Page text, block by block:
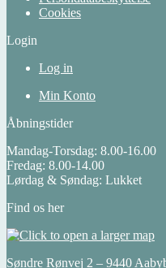
Cookies
Login
Log in
Min Konto
Åbningstider
Mandag-Torsdag: 8.00-16.00
Fredag: 8.00-14.00
Lørdag & Søndag: Lukket
Find os her
Søndre Rønvej 2 – 9440